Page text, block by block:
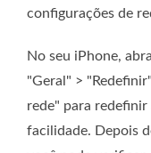
configurações de
No seu iPhone,
"Geral" >
rede" para
facilidade. Depois